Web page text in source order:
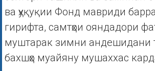
ва ҳуқуқии Фонд мавриди
гирифта, самтҳои ояндадори
муштарак зимни андешидани
бахшҳо муайяну мушаххас